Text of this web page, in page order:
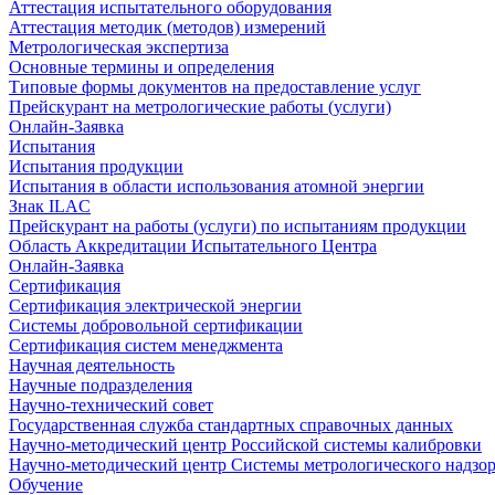
Аттестация испытательного оборудования
Аттестация методик (методов) измерений
Метрологическая экспертиза
Основные термины и определения
Типовые формы документов на предоставление услуг
Прейскурант на метрологические работы (услуги)
Онлайн-Заявка
Испытания
Испытания продукции
Испытания в области использования атомной энергии
Знак ILAC
Прейскурант на работы (услуги) по испытаниям продукции
Область Аккредитации Испытательного Центра
Онлайн-Заявка
Сертификация
Сертификация электрической энергии
Системы добровольной сертификации
Сертификация систем менеджмента
Научная деятельность
Научные подразделения
Научно-технический совет
Государственная служба стандартных справочных данных
Научно-методический центр Российской системы калибровки
Научно-методический центр Системы метрологического
Обучение